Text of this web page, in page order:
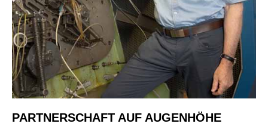
PARTNERSCHAFT AUF AUGENHÖHE